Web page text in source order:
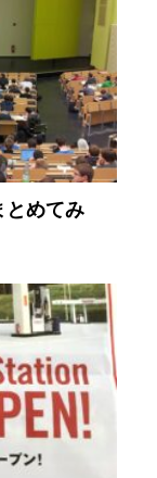
とめてみ